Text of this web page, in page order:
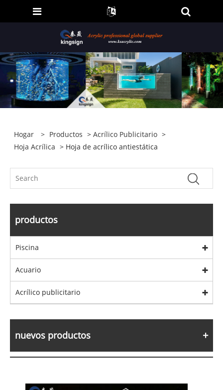
Hogar > Productos >Acrílico Publicitario >
Hoja Acrílica > Hoja de acrílico antiestática
productos
Piscina
Acuario
Acrílico publicitario
nuevos productos